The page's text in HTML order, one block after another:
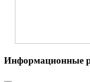
Информационные